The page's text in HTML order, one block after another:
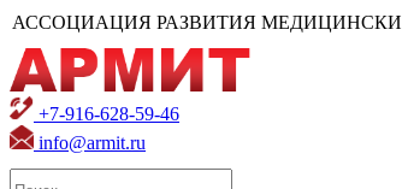
АССОЦИАЦИЯ РАЗВИТИЯ
+7-916-628-59-46
info@armit.ru